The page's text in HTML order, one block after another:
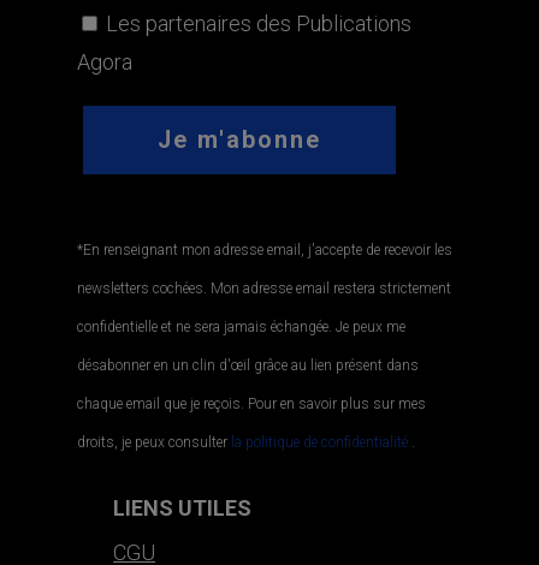
Les partenaires des Publications
Agora
*En renseignant mon adresse email, j'accepte de recevoir les
newsletters cochées. Mon adresse email restera strictement
confidentielle et ne sera jamais échangée. Je peux me
désabonner en un clin d'œil grâce au lien présent dans
chaque email que je reçois. Pour en savoir plus sur mes
droits, je peux consulter la politique de confidentialité..
LIENS UTILES
CGU